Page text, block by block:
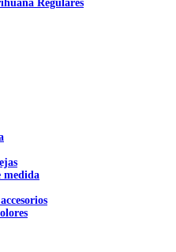
Regulares
medida